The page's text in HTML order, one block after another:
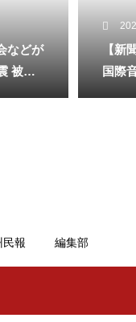
などが
被災
【新
国際
民報 編集部